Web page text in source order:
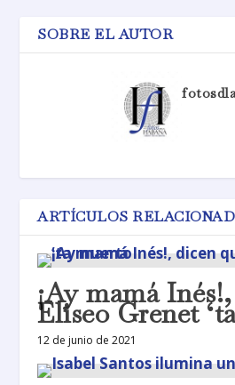
SOBRE EL AUTOR
ARTÍCULOS
¡Ay mamá
Eliseo Grenet
12 de junio de 2021